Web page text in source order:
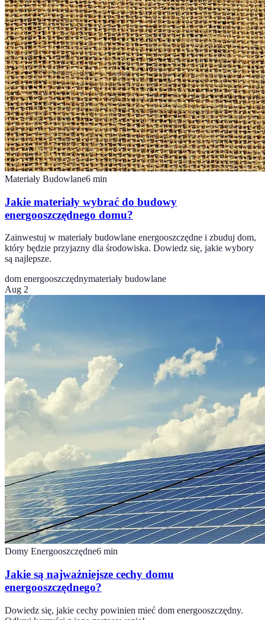
Materiały Budowlane6 min
Jakie materiały wybrać do budowy
energooszczędnego domu?
Zainwestuj w materiały budowlane energooszczędne i zbuduj dom,
który będzie przyjazny dla środowiska. Dowiedz się, jakie wybory
są najlepsze.
dom energooszczędnymateriały budowlane
Aug 2
Domy Energooszczędne6 min
Jakie są najważniejsze cechy domu
energooszczędnego?
Dowiedz się, jakie cechy powinien mieć dom energooszczędny.